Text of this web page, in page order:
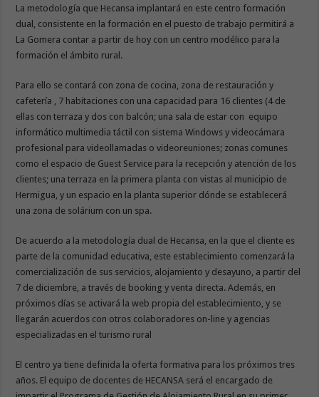
La metodología que Hecansa implantará en este centro formación
dual, consistente en la formación en el puesto de trabajo permitirá a
La Gomera contar a partir de hoy con un centro modélico para la
formación el ámbito rural.
Para ello se contará con zona de cocina, zona de restauración y
cafetería , 7 habitaciones con una capacidad para 16 clientes (4 de
ellas con terraza y dos con balcón; una sala de estar con equipo
informático multimedia táctil con sistema Windows y videocámara
profesional para videollamadas o videoreuniones; zonas comunes
como el espacio de Guest Service para la recepción y atención de los
clientes; una terraza en la primera planta con vistas al municipio de
Hermigua, y un espacio en la planta superior dónde se establecerá
una zona de solárium con un spa.
De acuerdo a la metodología dual de Hecansa, en la que el cliente es
parte de la comunidad educativa, este establecimiento comenzará la
comercialización de sus servicios, alojamiento y desayuno, a partir del
7 de diciembre, a través de booking y venta directa. Además, en
próximos días se activará la web propia del establecimiento, y se
llegarán acuerdos con otros colaboradores on-line y agencias
especializadas en el turismo rural
El centro ya tiene definida la oferta formativa para los próximos tres
años. El equipo de docentes de HECANSA será el encargado de